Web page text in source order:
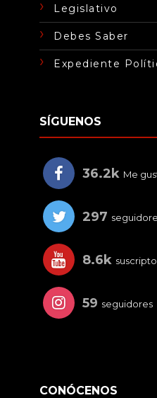
Legislativo
Debes Saber
Expediente
SÍGUENOS
36.2k Me
297
8.6k
59 seguidores
CONÓCENOS